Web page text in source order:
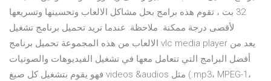
32 بت ، تقوم هذه برامج بحل مشاكل الالعاب وتحسينها وتسريعها
لأقصى درجة ممكنة. ملاحظة: عندما تريد تحميل برنامج تشغيل
الالعاب من هذه المجموعة تحميل برنامج vlc media player يعد من
أفضل البرامج التي تتعامل معها في تشغيل الفيديوهات والصوتيات
فهو يقوم بتشغيل كل صيغ videos &audios مثل (.mp3، MPEG-1،